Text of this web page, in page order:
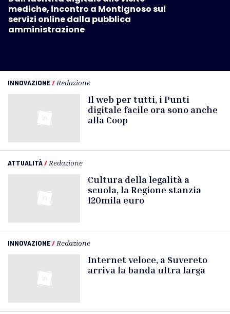
mediche, incontro a Montignoso sui
servizi online dalla pubblica
amministrazione
INNOVAZIONE/ Redazione
Il web per tutti, i Punti
digitale facile ora sono anche
alla Coop
ATTUALITÀ/ Redazione
Cultura della legalità a
scuola, la Regione stanzia
120mila euro
INNOVAZIONE/ Redazione
Internet veloce, a Suvereto
arriva la banda ultra larga